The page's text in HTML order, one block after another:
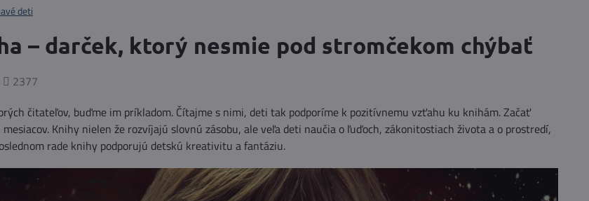
deti
– darček, ktorý nesmie pod stromčekom chýbať
Počet
2377
čitateľov, buďme im príkladom. Čítajme s nimi, deti tak podporíme k pozitívnemu vzťahu ku knihám. Začať
Knihy nielen že rozvíjajú slovnú zásobu, ale veľa deti naučia o ľuďoch, zákonitostiach života a o prostredí,
rade knihy podporujú detskú kreativitu a fantáziu.